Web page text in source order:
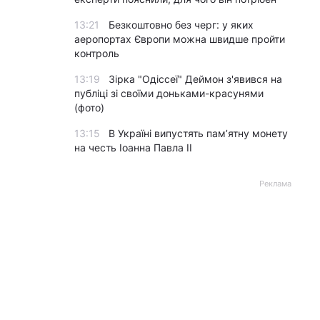
13:21
Безкоштовно без черг: у яких
аеропортах Європи можна швидше пройти
контроль
13:19
Зірка "Одіссеї" Деймон з'явився на
публіці зі своїми доньками-красунями
(фото)
13:15
В Україні випустять пам’ятну монету
на честь Іоанна Павла II
Реклама